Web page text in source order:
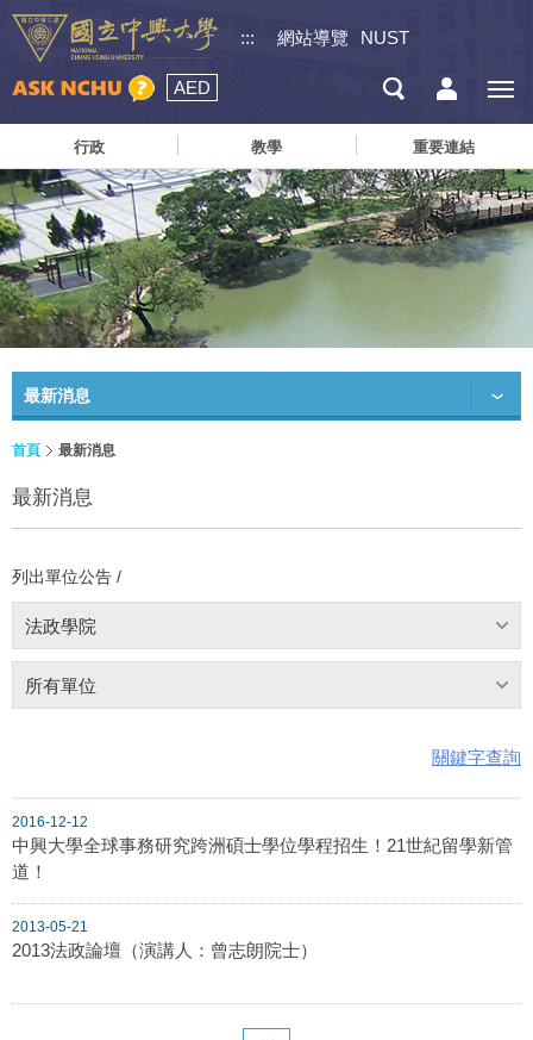
::: 網站導覽 NUST
AED
行政 教學 重要連結
最新消息
首頁 最新消息
最新消息
列出單位公告 /
法政學院
所有單位
關鍵字查詢
2016-12-12
中興大學全球事務研究跨洲碩士學位學程招生！21世紀留學新管
道！
2013-05-21
2013法政論壇（演講人：曾志朗院士）